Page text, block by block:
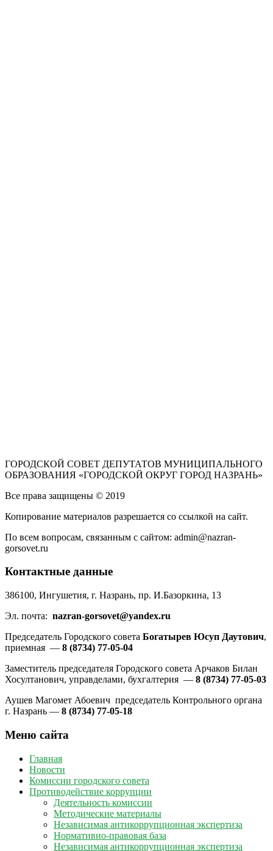
ГОРОДСКОЙ СОВЕТ ДЕПУТАТОВ МУНИЦИПАЛЬНОГО
ОБРАЗОВАНИЯ «ГОРОДСКОЙ ОКРУГ ГОРОД НАЗРАНЬ»
Все права защищены © 2019
Копирование материалов разрешается со ссылкой на сайт.
По всем вопросам, связанным с сайтом: admin@nazran-
gorsovet.ru
Контактные данные
386100, Ингушетия, г. Назрань, пр. И.Базоркина, 13
Эл. почта: nazran-gorsovet@yandex.ru
Председатель Городского совета Богатырев Юсуп Даутович,
приемная — 8 (8734) 77-05-04
Заместитель председателя Городского совета Арчаков Билан
Хосултанович, управделами, бухгалтерия — 8 (8734) 77-05-03
Аушев Магомет Абоевич председатель Контрольного органа
г. Назрань — 8 (8734) 77-05-18
Меню сайта
Главная
Новости
Комиссии городского совета
Противодействие коррупции
Деятельность комиссии
Методические материалы
Независимая антикоррупционная экспертиза
Нормативно-правовая база
Независимая антикоррупционная экспертиза